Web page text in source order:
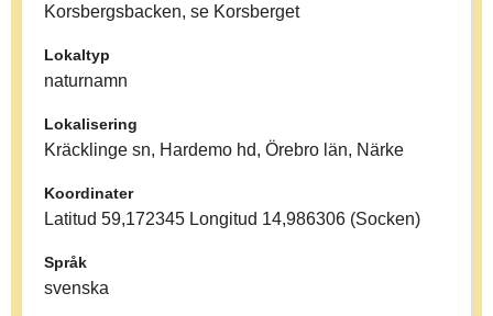
Korsbergsbacken, se Korsberget
Lokaltyp
naturnamn
Lokalisering
Kräcklinge sn, Hardemo hd, Örebro län, Närke
Koordinater
Latitud 59,172345 Longitud 14,986306 (Socken)
Språk
svenska